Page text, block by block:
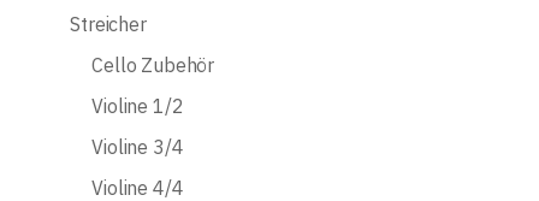
Streicher
Cello Zubehör
Violine 1/2
Violine 3/4
Violine 4/4